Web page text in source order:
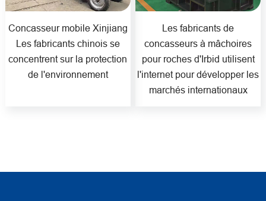
Concasseur mobile Xinjiang
Les fabricants chinois se
concentrent sur la protection
de l'environnement
Les fabricants de
concasseurs à mâchoires
pour roches d'Irbid utilisent
l'internet pour développer les
marchés internationaux